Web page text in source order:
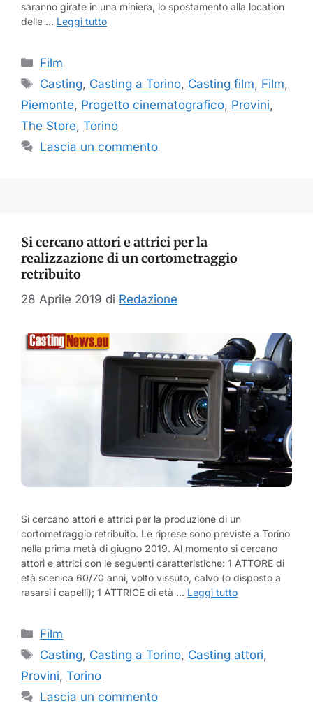
saranno girate in una miniera, lo spostamento alla location
delle … Leggi tutto
Categorie
Film
Tag
Casting, Casting a Torino, Casting film, Film,
Piemonte, Progetto cinematografico, Provini,
The Store, Torino
Lascia un commento
Si cercano attori e attrici per la
realizzazione di un cortometraggio
retribuito
28 Aprile 2019 di Redazione
Si cercano attori e attrici per la produzione di un
cortometraggio retribuito. Le riprese sono previste a Torino
nella prima metà di giugno 2019. Al momento si cercano
attori e attrici con le seguenti caratteristiche: 1 ATTORE di
età scenica 60/70 anni, volto vissuto, calvo (o disposto a
rasarsi i capelli); 1 ATTRICE di età … Leggi tutto
Categorie
Film
Tag
Casting, Casting a Torino, Casting attori,
Provini, Torino
Lascia un commento